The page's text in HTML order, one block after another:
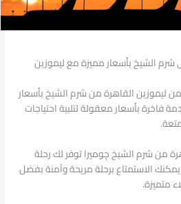
شرم الشيخ بأسعار مميزة مع ليموزين
ليموزين القاهرة من شرم الشيخ بأسعار
فاخرة بأسعار معقولة لتلبية احتياجات
من شرم الشيخ چوميرا توفر لك رحلة
الاستمتاع برحلة مريحة وآمنة بفضل
متميزة.